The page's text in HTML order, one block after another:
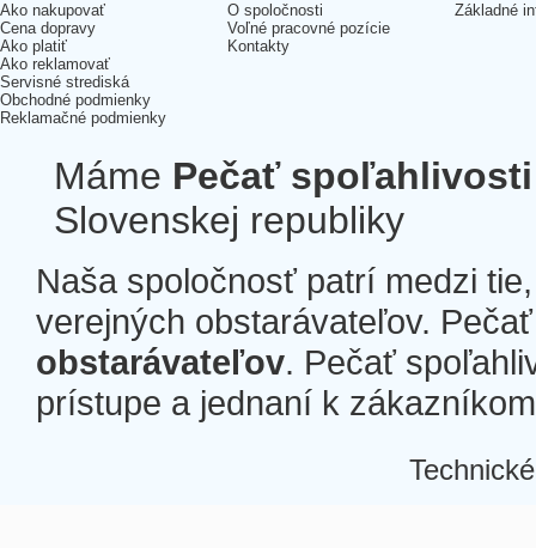
Ako nakupovať
Cena dopravy
Ako platiť
Ako reklamovať
Servisné strediská
Obchodné podmienky
Reklamačné podmienky
O spoločnosti
Voľné pracovné pozície
Kontakty
Základné
Máme Pečať spoľahlivosti
Slovenskej republiky
Naša spoločnosť patrí medzi
verejných obstarávateľov.
obstarávateľov. Pečať
prístupe a jednaní k